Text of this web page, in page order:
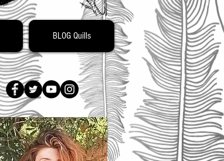
BLOG Quills